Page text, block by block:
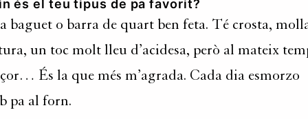
és el teu tipus de pa favorit?
baguet o barra de quart ben feta. Té crosta,
un toc molt lleu d’acidesa, però al mateix
És la que més m’agrada. Cada dia esmorzo
pa al forn.